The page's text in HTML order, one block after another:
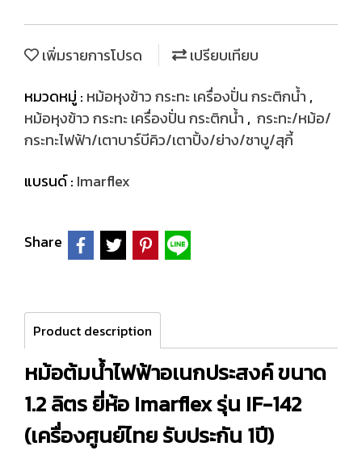
เพิ่มรายการโปรด
เปรียบเทียบ
หมวดหมู่ : หม้อหุงข้าว กระทะ เครื่องปั่น กระติกน้ำ ,
หม้อหุงข้าว กระทะ เครื่องปั่น กระติกน้ำ , กระทะ/หม้อ/
กระทะไฟฟ้า/เตาบาร์บีคิว/เตาปิ้ง/ย่าง/ชาบู/สุกี้
แบรนด์ : Imarflex
Share
Product description
หม้อต้มน้ำไฟฟ้าอเนกประสงค์ ขนาด
1.2 ลิตร ยี่ห้อ Imarflex รุ่น IF-142
(เครื่องศูนย์ไทย รับประกัน 1ปี)